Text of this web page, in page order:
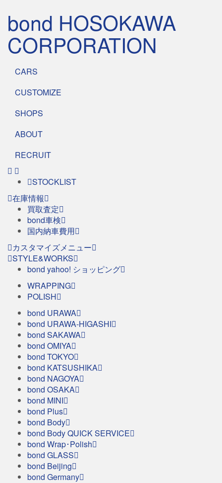
bond HOSOKAWA
CORPORATION
CARS
CUSTOMIZE
SHOPS
ABOUT
RECRUIT
STOCKLIST
在庫情報
買取査定
bond車検
国内納車費用
カスタマイズメニュー
STYLE&WORKS
bond yahoo! ショッピング
WRAPPING
POLISH
bond URAWA
bond URAWA-HIGASHI
bond SAKAWA
bond OMIYA
bond TOKYO
bond KATSUSHIKA
bond NAGOYA
bond OSAKA
bond MINI
bond Plus
bond Body
bond Body QUICK SERVICE
bond Wrap･Polish
bond GLASS
bond Beijing
bond Germany